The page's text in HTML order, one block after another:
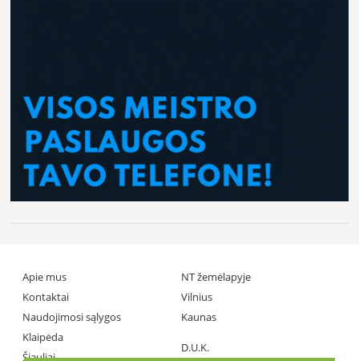
Apie mus
Kontaktai
Naudojimosi sąlygos
NT žemėlapyje
Vilnius
Kaunas
Klaipėda
Šiauliai
D.U.K.